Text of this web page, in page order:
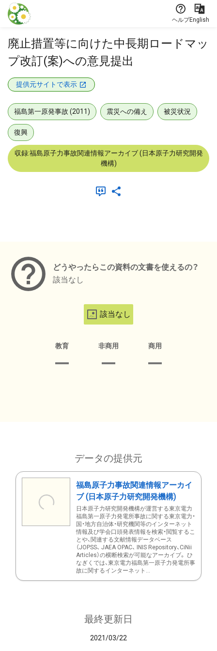
本文に飛ぶ
ヘルプEnglish
廃止措置等に向けた中長期ロードマッ
プ改訂(案)への意見提出
提供元サイトで表示
福島第一原発事故 (2011) 震災への備え 被災状況
復興
収録:福島原子力事故関連情報アーカイブ (日本原子力研究開発
機構)
どうやったらこの資料の文書を使えるの？
該当なし
該当なし
教育 非商用 商用
データの提供元
福島原子力事故関連情報アーカイ
ブ (日本原子力研究開発機構)
日本原子力研究開発機構が運営する東京電力
福島第一原子力発電所事故に関する東京電力・
国・地方自治体・研究機関等のインターネット
情報及び学会口頭発表情報を検索・閲覧するこ
とや、関連する文献情報データベース
（JOPSS、 JAEA OPAC、 INIS Repository、CiNii
Articles）の横断検索が可能なアーカイブ。 ひ
なぎくでは、東京電力福島第一原子力発電所事
故に関するインターネット...
最終更新日
2021/03/22